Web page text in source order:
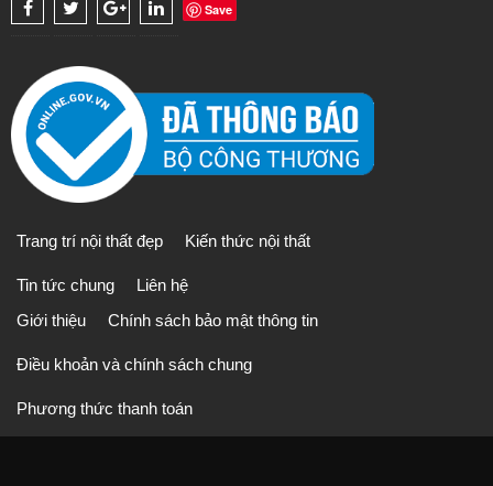
Save
Trang trí nội thất đẹp Kiến thức nội thất
Tin tức chung
Liên hệ
Giới thiệu
Chính sách bảo mật thông tin
Điều khoản và chính sách chung
Phương thức thanh toán